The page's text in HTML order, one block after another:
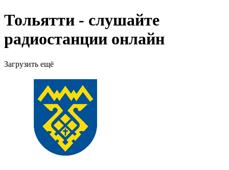
Тольятти - слушайте
радиостанции онлайн
Загрузить ещё